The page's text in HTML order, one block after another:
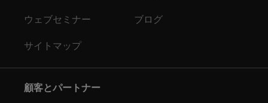
ウェブセミナー ブログ
サイトマップ
顧客とパートナー